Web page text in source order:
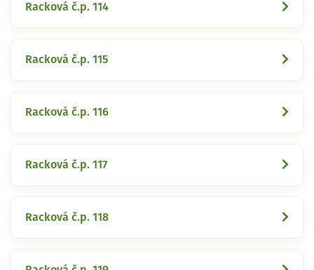
Racková č.p. 114
Racková č.p. 115
Racková č.p. 116
Racková č.p. 117
Racková č.p. 118